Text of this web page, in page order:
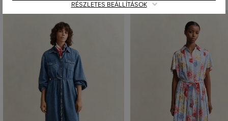
RÉSZLETES BEÁLLÍTÁSOK